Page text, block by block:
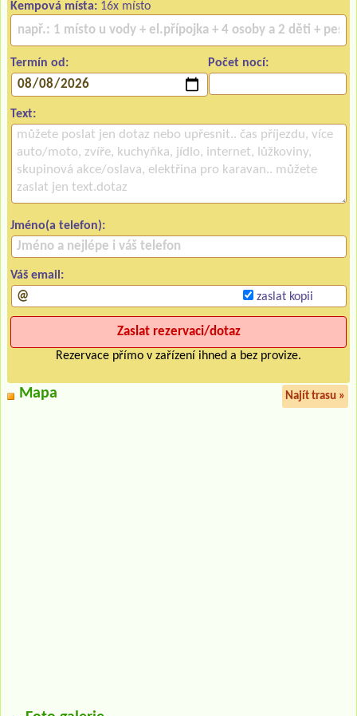
Kempová místa: 16x místo
Termín od: Počet nocí:
Text:
Jméno(a telefon):
Váš email:
zaslat kopii
Rezervace přímo v zařízení ihned a bez provize.
Mapa Najít trasu »